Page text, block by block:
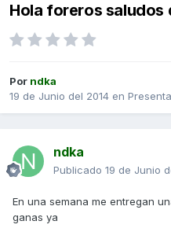
Hola foreros saludos
Por ndka
19 de Junio del 2014 en
ndka
Publicado 19 de Junio
En una semana me entregan
ganas ya